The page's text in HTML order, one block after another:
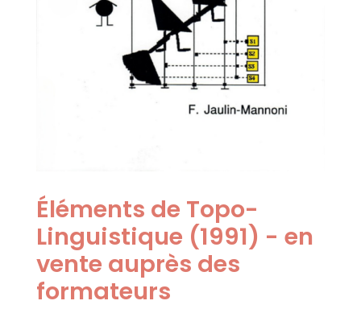
Éléments de Topo-
Linguistique (1991) - en
vente auprès des
formateurs